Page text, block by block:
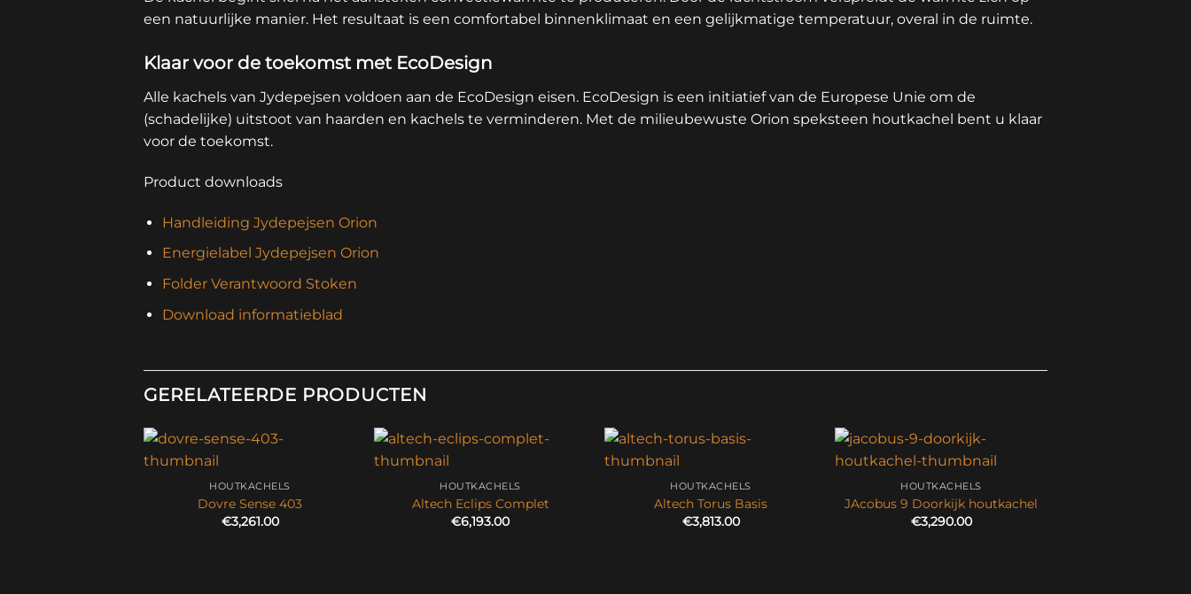
een natuurlijke manier. Het resultaat is een comfortabel binnenklimaat en een gelijkmatige temperatuur, overal in de ruimte.
Klaar voor de toekomst met EcoDesign
Alle kachels van Jydepejsen voldoen aan de EcoDesign eisen. EcoDesign is een initiatief van de Europese Unie om de
(schadelijke) uitstoot van haarden en kachels te verminderen. Met de milieubewuste Orion speksteen houtkachel bent u klaar
voor de toekomst.
Product downloads
Handleiding Jydepejsen Orion
Energielabel Jydepejsen Orion
Folder Verantwoord Stoken
Download informatieblad
GERELATEERDE PRODUCTEN
HOUTKACHELS
Dovre Sense 403
€3,261.00
HOUTKACHELS
Altech Eclips Complet
€6,193.00
HOUTKACHELS
Altech Torus Basis
€3,813.00
HOUTKACHELS
JAcobus 9 Doorkijk houtkachel
€3,290.00